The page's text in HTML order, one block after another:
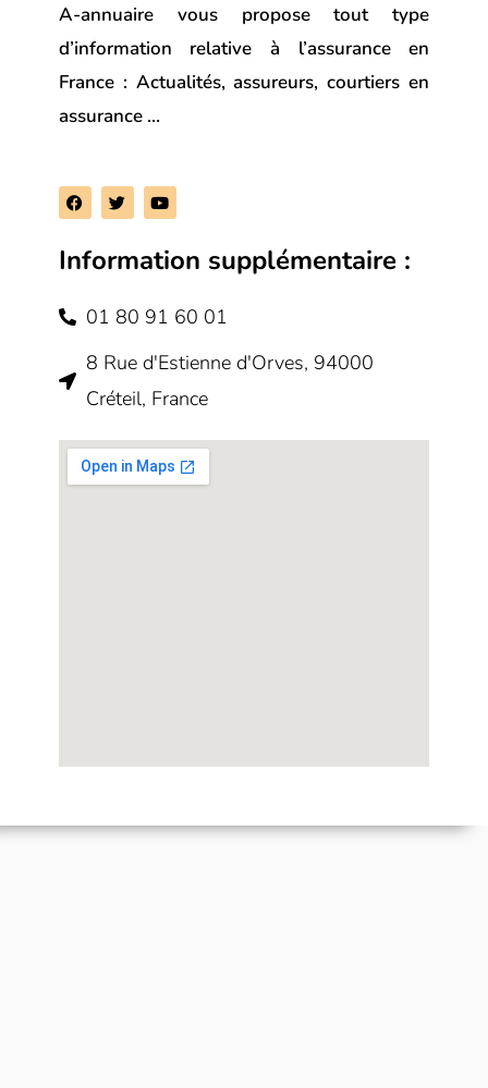
A-annuaire vous propose tout type
d’information relative à l’assurance en
France : Actualités, assureurs, courtiers en
assurance …
F
a
b
o
T
w
t
e
Y
o
u
b
Information supplémentaire :
01 80 91 60 01
8 Rue d'Estienne d'Orves, 94000
Créteil, France